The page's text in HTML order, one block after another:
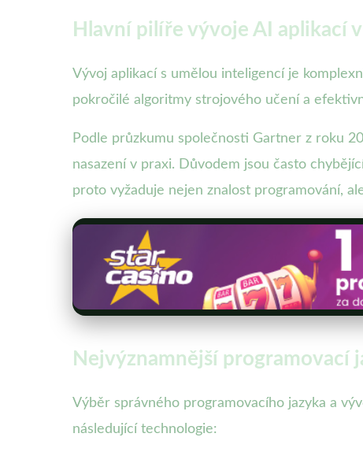
Hlavní pilíře vývoje AI aplikací
Vývoj aplikací s umělou inteligencí je
pokročilé algoritmy strojového učení a
Podle průzkumu společnosti Gartner z roku
nasazení v praxi. Důvodem jsou často
proto vyžaduje nejen znalost programování,
Nejvýznamnější programovací
Výběr správného programovacího jazyka a
následující technologie: